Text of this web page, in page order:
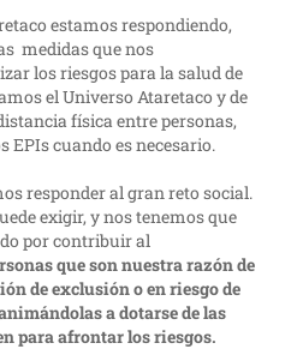
estamos respondiendo,
medidas que nos
los riesgos para la salud de
el Universo Ataretaco y de
física entre personas,
EPIs cuando es necesario.
responder al gran reto social.
exigir, y nos tenemos que
por contribuir al
que son nuestra razón de
de exclusión o en riesgo de
a dotarse de las
para afrontar los riesgos.